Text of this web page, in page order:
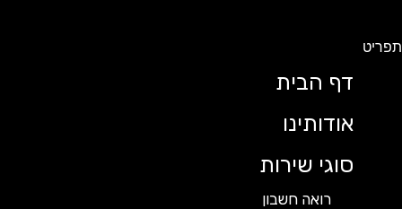
דף הבית
אודותינו
סוגי שירות
רואה חשבון